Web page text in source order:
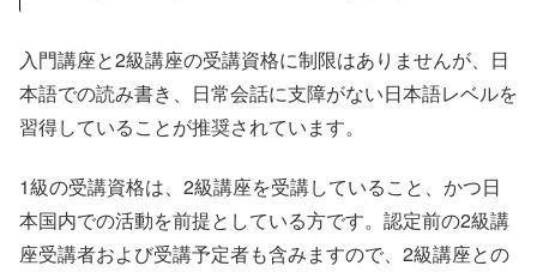
入門講座と2級講座の受講資格に制限はありませんが、日
本語での読み書き、日常会話に支障がない日本語レベルを
習得していることが推奨されています。
1級の受講資格は、2級講座を受講していること、かつ日
本国内での活動を前提としている方です。認定前の2級講
座受講者および受講予定者も含みますので、2級講座との